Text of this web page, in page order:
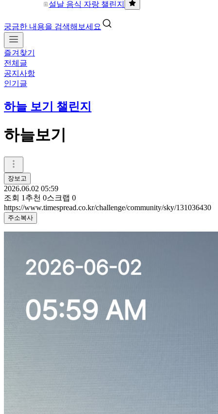
설날 음식 자랑 챌린지
궁금한 내용을 검색해보세요
즐겨찾기
전체글
공지사항
인기글
하늘 보기 챌린지
하늘보기
장보고
2026.06.02 05:59
조회 1 추천 0스크랩 0
https://www.timespread.co.kr/challenge/community/sky/131036430
주소복사